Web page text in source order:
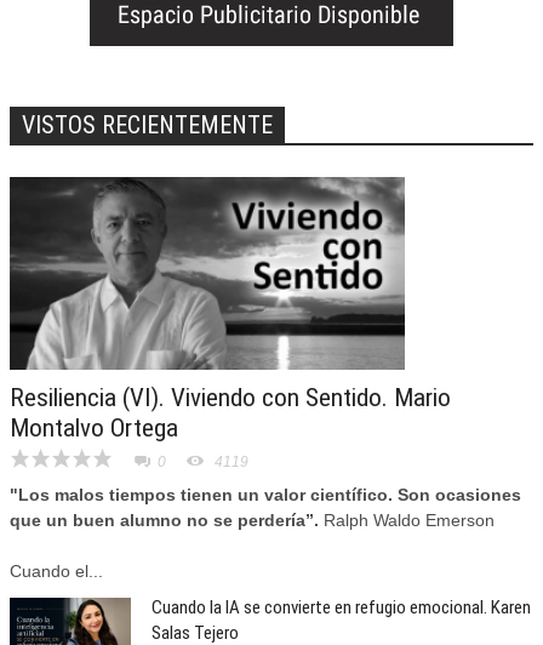
VISTOS RECIENTEMENTE
Resiliencia (VI). Viviendo con Sentido. Mario
Montalvo Ortega
0 4119
"Los malos tiempos tienen un valor científico. Son ocasiones
que un buen alumno no se perdería”. Ralph Waldo Emerson
Cuando el...
Cuando la IA se convierte en refugio emocional. Karen
Salas Tejero